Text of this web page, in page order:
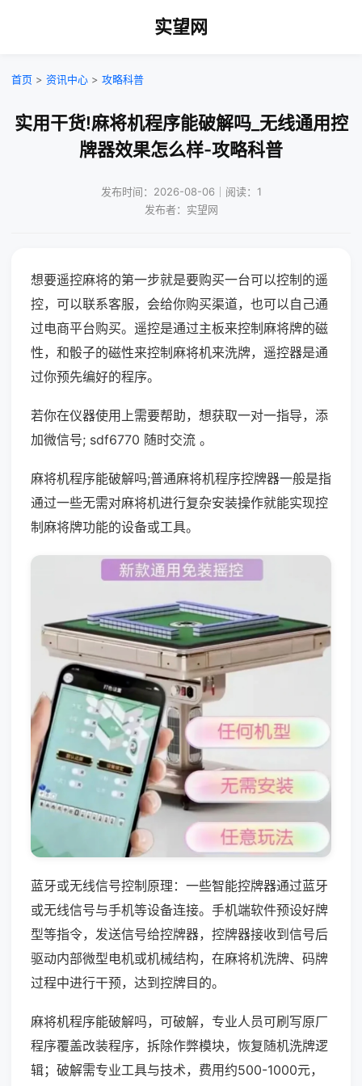
实望网
首页 > 资讯中心 > 攻略科普
实用干货!麻将机程序能破解吗_无线通用控
牌器效果怎么样-攻略科普
发布时间：2026-08-06｜阅读：1
发布者：实望网
想要遥控麻将的第一步就是要购买一台可以控制的遥
控，可以联系客服，会给你购买渠道，也可以自己通
过电商平台购买。遥控是通过主板来控制麻将牌的磁
性，和骰子的磁性来控制麻将机来洗牌，遥控器是通
过你预先编好的程序。
若你在仪器使用上需要帮助，想获取一对一指导，添
加微信号; sdf6770 随时交流 。
麻将机程序能破解吗;普通麻将机程序控牌器一般是指
通过一些无需对麻将机进行复杂安装操作就能实现控
制麻将牌功能的设备或工具。
蓝牙或无线信号控制原理：一些智能控牌器通过蓝牙
或无线信号与手机等设备连接。手机端软件预设好牌
型等指令，发送信号给控牌器，控牌器接收到信号后
驱动内部微型电机或机械结构，在麻将机洗牌、码牌
过程中进行干预，达到控牌目的。
麻将机程序能破解吗，可破解，专业人员可刷写原厂
程序覆盖改装程序，拆除作弊模块，恢复随机洗牌逻
辑；破解需专业工具与技术，费用约500-1000元，